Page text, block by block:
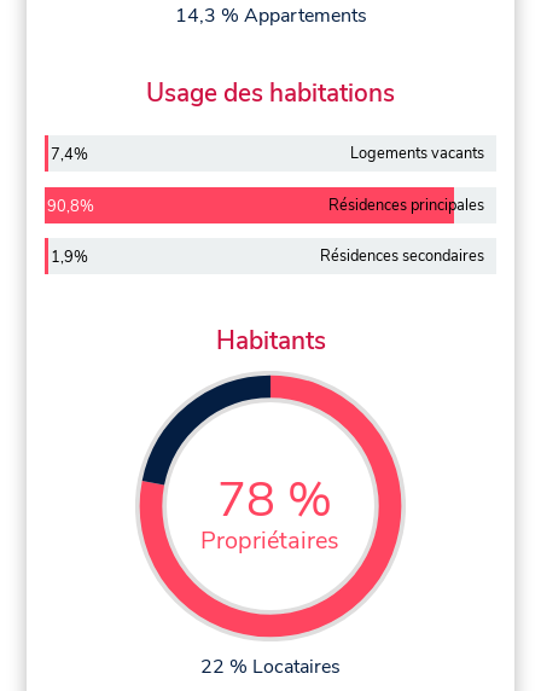
14,3 % Appartements
Usage des habitations
7,4% Logements vacants
90,8% Résidences principales
1,9% Résidences secondaires
Habitants
78 %
Propriétaires
22 % Locataires